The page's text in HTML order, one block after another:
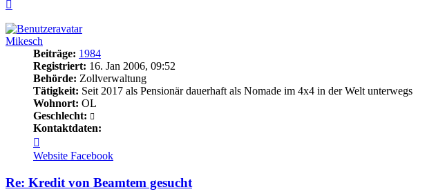
Mikesch
Beiträge: 1984
Registriert: 16. Jan 2006, 09:52
Behörde: Zollverwaltung
Tätigkeit: Seit 2017 als Pensionär dauerhaft als Nomade im 4x4 in der Welt unterwegs
Wohnort: OL
Geschlecht:
Kontaktdaten:
von
Mikesch
Website Facebook
Re: Kredit von Beamtem gesucht